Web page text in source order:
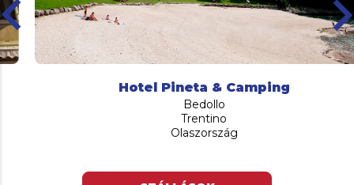
Hotel Pineta & Camping
Bedollo
Trentino
Olaszország